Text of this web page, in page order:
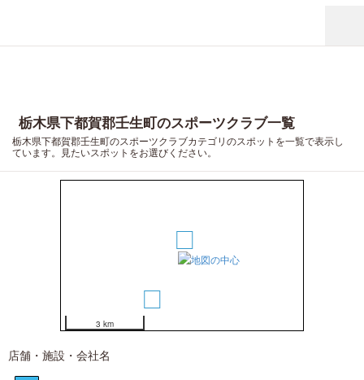
栃木県下都賀郡壬生町のスポーツクラブ一覧
栃木県下都賀郡壬生町のスポーツクラブカテゴリのスポットを一覧で表示し
ています。見たいスポットをお選びください。
3 km
店舗・施設・会社名